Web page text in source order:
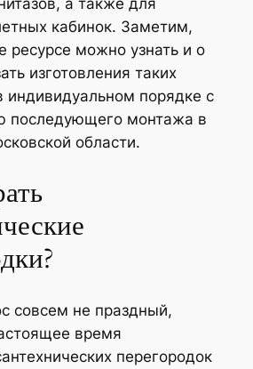
а также для
кабинок. Заметим,
ресурсе можно узнать и о
изготовления таких
индивидуальном порядке с
последующего монтажа в
области.
совсем не праздный,
время
перегородок